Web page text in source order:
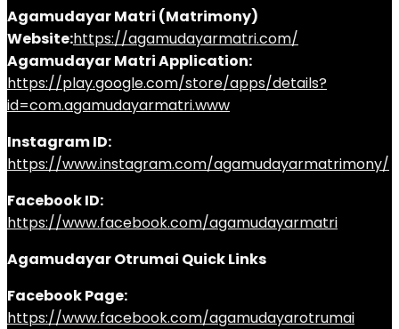
Agamudayar Matri (Matrimony)
Website:https://agamudayarmatri.com/
Agamudayar Matri Application:
https://play.google.com/store/apps/details?
id=com.agamudayarmatri.www
Instagram ID:
https://www.instagram.com/agamudayarmatrimony/
Facebook ID:
https://www.facebook.com/agamudayarmatri
Agamudayar Otrumai Quick Links
Facebook Page:
https://www.facebook.com/agamudayarotrumai